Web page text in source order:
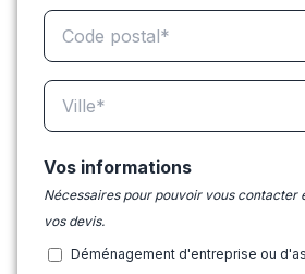
Vos informations
Nécessaires pour pouvoir vous contacter
vos devis.
Déménagement d'entreprise ou